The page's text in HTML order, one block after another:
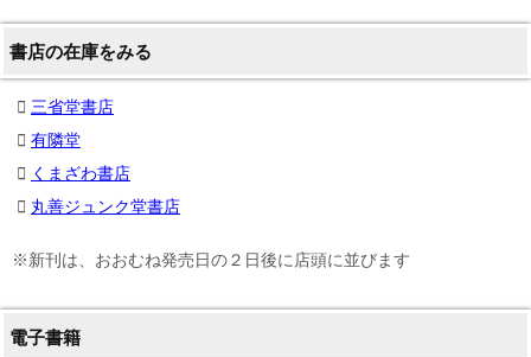
書店の在庫をみる
三省堂書店
有隣堂
くまざわ書店
丸善ジュンク堂書店
※新刊は、おおむね発売日の２日後に店頭に並びます
電子書籍